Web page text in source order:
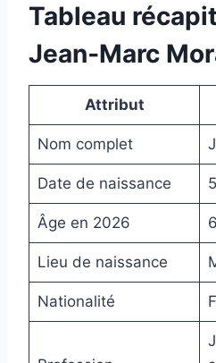
Tableau
Jean‑Marc
Attribut
Nom complet
Date de naissance
Âge en 2026
Lieu de naissance
Nationalité